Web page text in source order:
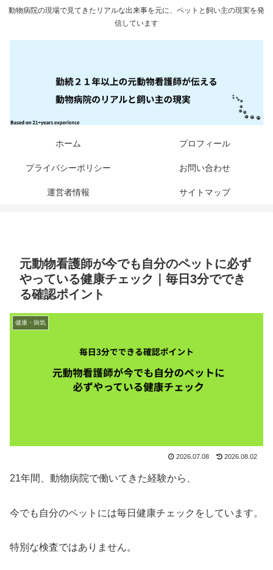
動物病院の現場で見てきたリアルな出来事を元に、ペットと飼い主の現実を発
信しています
ホーム プロフィール
プライバシーポリシー お問い合わせ
運営者情報 サイトマップ
元動物看護師が今でも自分のペットに必ず
やっている健康チェック｜毎日3分ででき
る確認ポイント
健康・病気
2026.07.08 2026.08.02
21年間、動物病院で働いてきた経験から、
今でも自分のペットには毎日健康チェックをしています。
特別な検査ではありません。